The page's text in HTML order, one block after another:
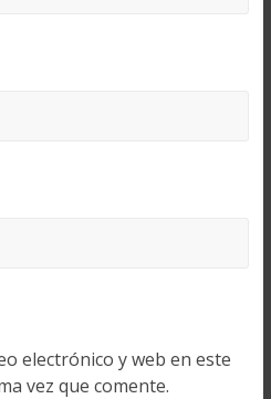
electrónico y web en este
vez que comente.